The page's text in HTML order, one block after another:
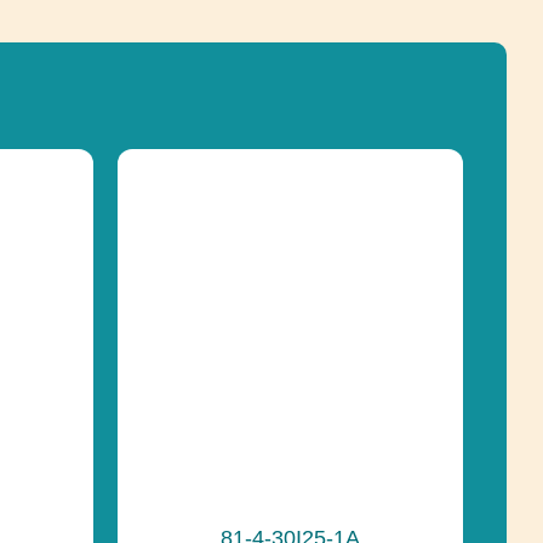
81-4-30I25-1A